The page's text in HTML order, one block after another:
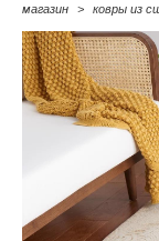
магазин > ковры из